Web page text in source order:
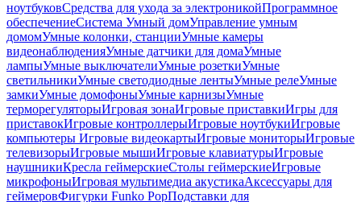
ноутбуковСредства для ухода за электроникойПрограммное
обеспечениеСистема Умный домУправление умным
домомУмные колонки, станцииУмные камеры
видеонаблюденияУмные датчики для домаУмные
лампыУмные выключателиУмные розеткиУмные
светильникиУмные светодиодные лентыУмные релеУмные
замкиУмные домофоныУмные карнизыУмные
терморегуляторыИгровая зонаИгровые приставкиИгры для
приставокИгровые контроллерыИгровые ноутбукиИгровые
компьютеры Игровые видеокартыИгровые мониторыИгровые
телевизорыИгровые мышиИгровые клавиатурыИгровые
наушникиКресла геймерскиеСтолы геймерскиеИгровые
микрофоныИгровая мультимедиа акустикаАксессуары для
геймеровФигурки Funko PopПодставки для